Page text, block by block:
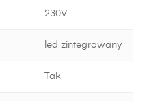
230V
led zintegrowany
Tak